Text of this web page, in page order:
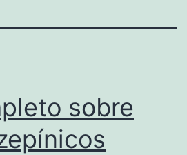
sobre